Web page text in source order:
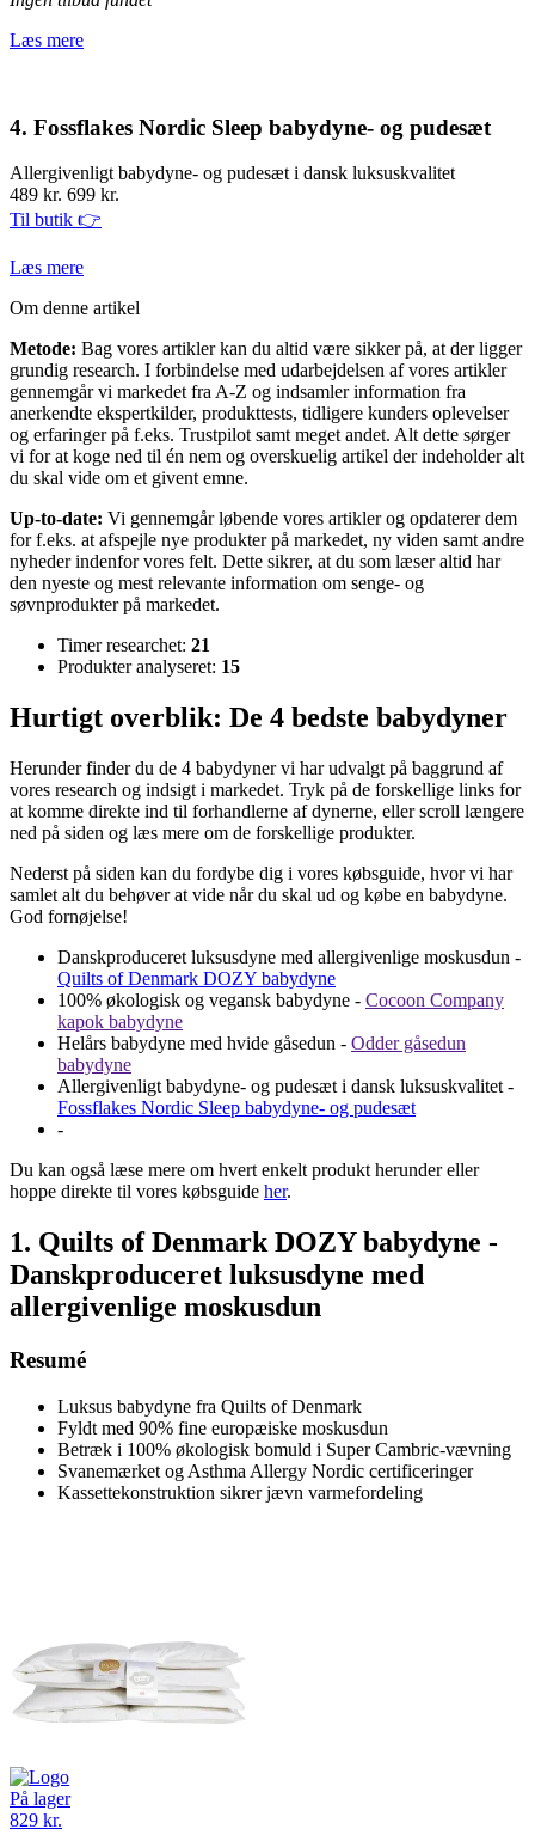
Læs mere
4. Fossflakes Nordic Sleep babydyne- og pudesæt
Allergivenligt babydyne- og pudesæt i dansk luksuskvalitet
489 kr. 699 kr.
Til butik 👉
Læs mere
Om denne artikel
Metode: Bag vores artikler kan du altid være sikker på, at der ligger
grundig research. I forbindelse med udarbejdelsen af vores artikler
gennemgår vi markedet fra A-Z og indsamler information fra
anerkendte ekspertkilder, produkttests, tidligere kunders oplevelser
og erfaringer på f.eks. Trustpilot samt meget andet. Alt dette sørger
vi for at koge ned til én nem og overskuelig artikel der indeholder alt
du skal vide om et givent emne.
Up-to-date: Vi gennemgår løbende vores artikler og opdaterer dem
for f.eks. at afspejle nye produkter på markedet, ny viden samt andre
nyheder indenfor vores felt. Dette sikrer, at du som læser altid har
den nyeste og mest relevante information om senge- og
søvnprodukter på markedet.
Timer researchet: 21
Produkter analyseret: 15
Hurtigt overblik: De 4 bedste babydyner
Herunder finder du de 4 babydyner vi har udvalgt på baggrund af
vores research og indsigt i markedet. Tryk på de forskellige links for
at komme direkte ind til forhandlerne af dynerne, eller scroll længere
ned på siden og læs mere om de forskellige produkter.
Nederst på siden kan du fordybe dig i vores købsguide, hvor vi har
samlet alt du behøver at vide når du skal ud og købe en babydyne.
God fornøjelse!
Danskproduceret luksusdyne med allergivenlige moskusdun -
Quilts of Denmark DOZY babydyne
100% økologisk og vegansk babydyne - Cocoon Company
kapok babydyne
Helårs babydyne med hvide gåsedun - Odder gåsedun
babydyne
Allergivenligt babydyne- og pudesæt i dansk luksuskvalitet -
Fossflakes Nordic Sleep babydyne- og pudesæt
-
Du kan også læse mere om hvert enkelt produkt herunder eller
hoppe direkte til vores købsguide her.
1. Quilts of Denmark DOZY babydyne -
Danskproduceret luksusdyne med
allergivenlige moskusdun
Resumé
Luksus babydyne fra Quilts of Denmark
Fyldt med 90% fine europæiske moskusdun
Betræk i 100% økologisk bomuld i Super Cambric-vævning
Svanemærket og Asthma Allergy Nordic certificeringer
Kassettekonstruktion sikrer jævn varmefordeling
På lager
829 kr.